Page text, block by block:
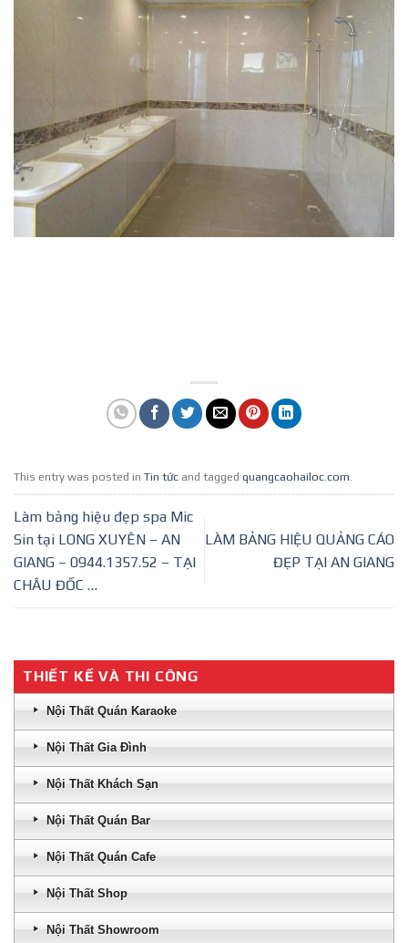
This entry was posted in Tin tức and tagged quangcaohailoc.com.
Làm bảng hiệu đẹp spa Mic
Sin tại LONG XUYÊN – AN
GIANG – 0944.1357.52 – TẠI
CHÂU ĐỐC …
LÀM BẢNG HIỆU QUẢNG CÁO
ĐẸP TẠI AN GIANG
THIẾT KẾ VÀ THI CÔNG
Nội Thất Quán Karaoke
Nội Thất Gia Đình
Nội Thất Khách Sạn
Nội Thất Quán Bar
Nội Thất Quán Cafe
Nội Thất Shop
Nội Thất Showroom